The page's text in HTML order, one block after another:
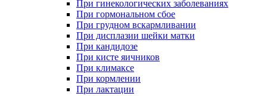
При гинекологических заболеваниях
При гормональном сбое
При грудном вскармливании
При дисплазии шейки матки
При кандидозе
При кисте яичников
При климаксе
При кормлении
При лактации